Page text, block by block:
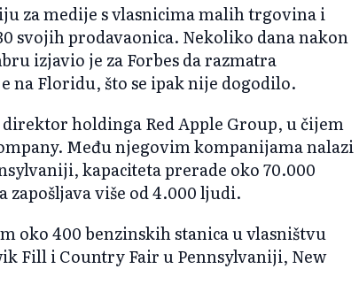
za medije s vlasnicima malih trgovina i
svojih prodavaonica. Nekoliko dana nakon
izjavio je za Forbes da razmatra
na Floridu, što se ipak nije dogodilo.
holdinga Red Apple Group, u čijem
Među njegovim kompanijama nalazi
kapaciteta prerade oko 70.000
više od 4.000 ljudi.
oko 400 benzinskih stanica u vlasništvu
Fill i Country Fair u Pennsylvaniji, New